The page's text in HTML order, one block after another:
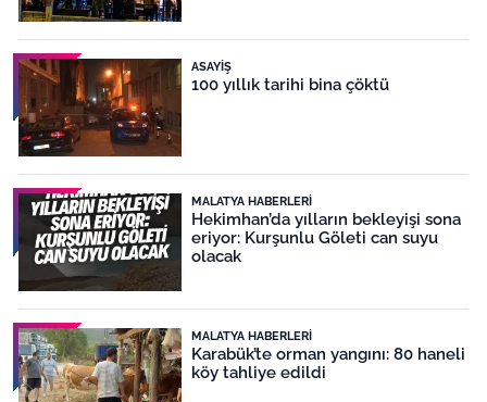
ASAYIŞ
100 yıllık tarihi bina çöktü
MALATYA HABERLERI
Hekimhan’da yılların bekleyişi sona
eriyor: Kurşunlu Göleti can suyu
olacak
MALATYA HABERLERI
Karabük’te orman yangını: 80 haneli
köy tahliye edildi